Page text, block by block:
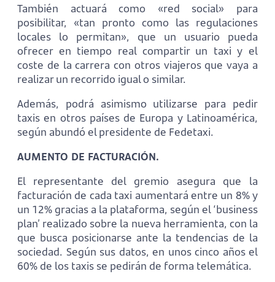
También actuará como «red social» para
posibilitar, «tan pronto como las regulaciones
locales lo permitan», que un usuario pueda
ofrecer en tiempo real compartir un taxi y el
coste de la carrera con otros viajeros que vaya a
realizar un recorrido igual o similar.
Además, podrá asimismo utilizarse para pedir
taxis en otros países de Europa y Latinoamérica,
según abundó el presidente de Fedetaxi.
AUMENTO DE FACTURACIÓN.
El representante del gremio asegura que la
facturación de cada taxi aumentará entre un 8% y
un 12% gracias a la plataforma, según el ‘business
plan’ realizado sobre la nueva herramienta, con la
que busca posicionarse ante la tendencias de la
sociedad. Según sus datos, en unos cinco años el
60% de los taxis se pedirán de forma telemática.